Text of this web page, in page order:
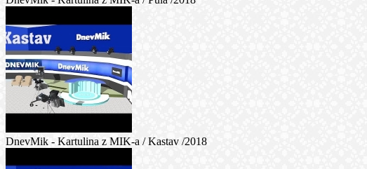
DnevMik - Kartulina z MIK-a / Kastav /2018